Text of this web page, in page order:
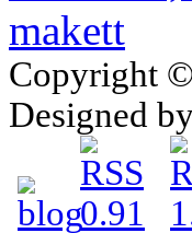
Copyright
Designed